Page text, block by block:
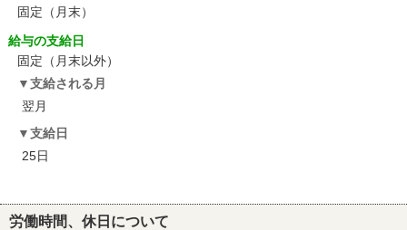
固定（月末）
給与の支給日
固定（月末以外）
支給される月
翌月
支給日
25日
労働時間、休日について